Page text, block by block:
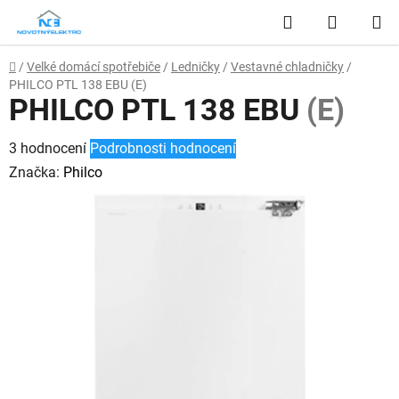
obsah
Hledat
KOŠÍK
Domů
/ Velké domácí spotřebiče / Ledničky / Vestavné chladničky /
PHILCO PTL 138 EBU (E)
PHILCO PTL 138 EBU (E)
Průměrné
hodnocení
3 hodnocení Podrobnosti hodnocení
Značka: Philco